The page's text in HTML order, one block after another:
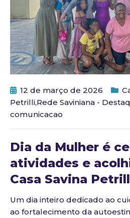
12 de março de 2026
Petrilli,Rede Saviniana -
comunicacao
Dia da Mulher é
atividades e
Casa Savina
Um dia inteiro dedicado ao
ao fortalecimento da